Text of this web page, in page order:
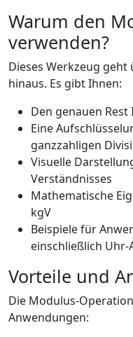
Warum den
verwenden?
Dieses Werkzeug
hinaus. Es gibt Ihnen:
Den genauen
Eine
ganzzahligen
Visuelle
Verständnisses
Mathematische
kgV
Beispiele für
einschließlich
Vorteile und
Die Modulus-
Anwendungen: